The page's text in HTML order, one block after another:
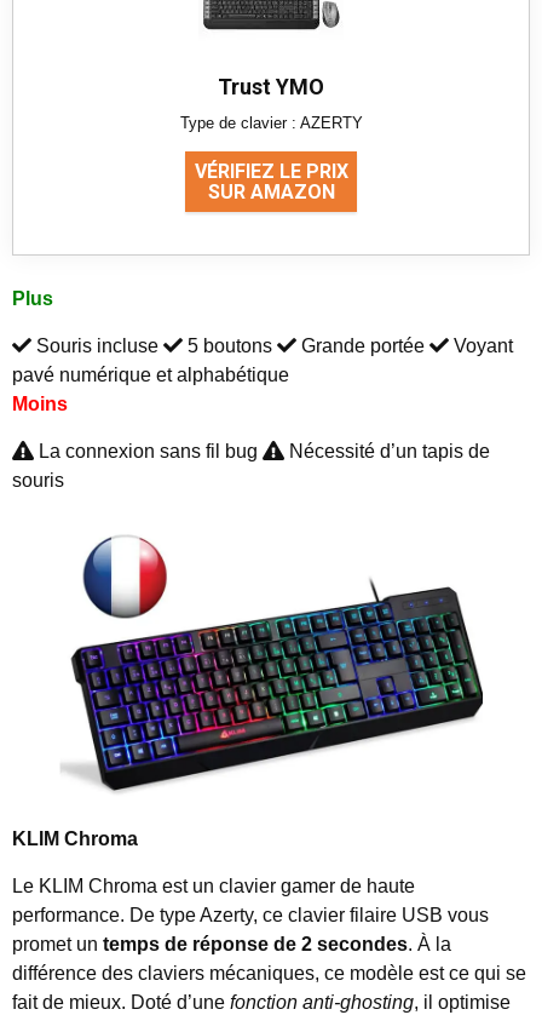
Trust YMO
Type de clavier : AZERTY
VÉRIFIEZ LE PRIX
SUR AMAZON
Plus
Souris incluse 5 boutons Grande portée
Voyant
pavé numérique et alphabétique
Moins
La connexion sans fil bug
Nécessité d’un tapis de
souris
KLIM Chroma
Le KLIM Chroma est un clavier gamer de haute
performance. De type Azerty, ce clavier filaire USB vous
promet un temps de réponse de 2 secondes. À la
différence des claviers mécaniques, ce modèle est ce qui se
fait de mieux. Doté d’une fonction anti-ghosting, il optimise